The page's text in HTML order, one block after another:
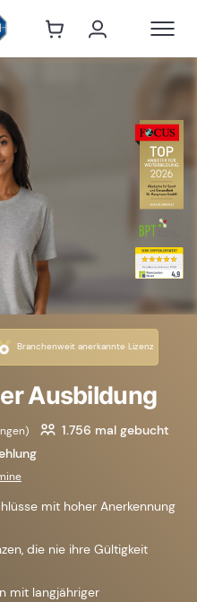
Branchenweit anerkannte Lizenz
Ausbildung
1.756 mal gebucht
mit hoher Anerkennung
die nie ihre Gültigkeit
mit langjähriger